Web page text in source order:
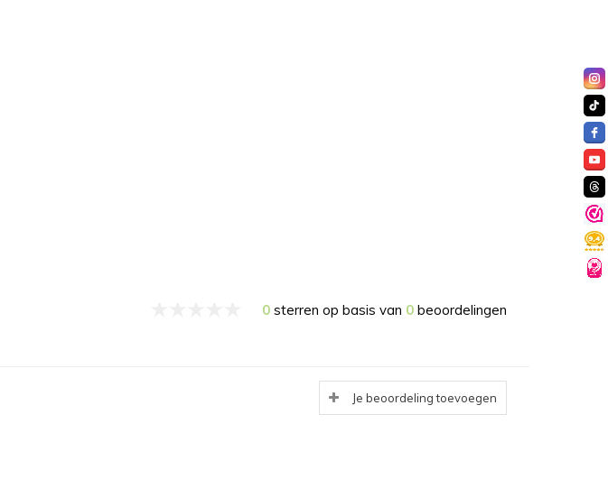
0 sterren op basis van 0 beoordelingen
Je beoordeling toevoegen